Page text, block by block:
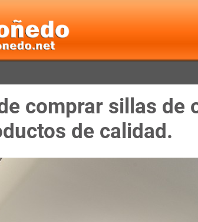
comprar sillas
de calidad.